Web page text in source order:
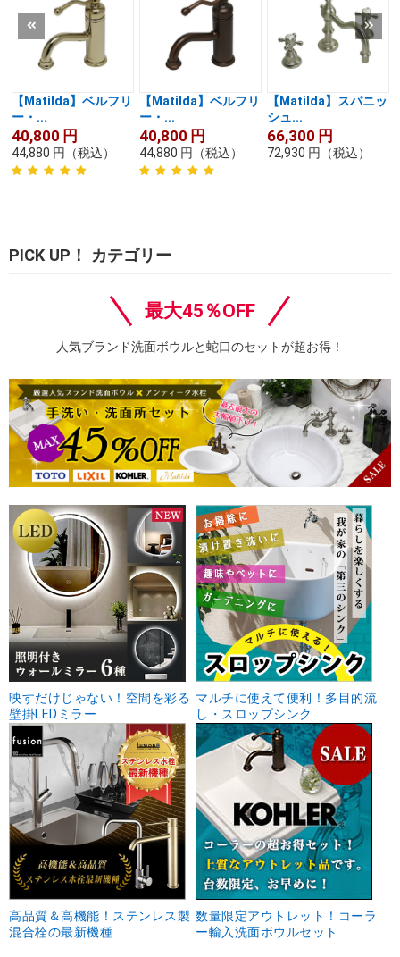
【Matilda】ベルフリ
ー・...
40,800 円
44,880 円 （税込）
【Matilda】ベルフリ
ー・...
40,800 円
44,880 円 （税込）
【Matilda】スパニッ
シュ...
66,300 円
72,930 円 （税込）
PICK UP！ カテゴリー
最大45％OFF
人気ブランド洗面ボウルと蛇口のセットが超お得！
映すだけじゃない！空間を彩る
壁掛LEDミラー
マルチに使えて便利！多目的流
し・スロップシンク
高品質＆高機能！ステンレス製
混合栓の最新機種
数量限定アウトレット！コーラ
ー輸入洗面ボウルセット